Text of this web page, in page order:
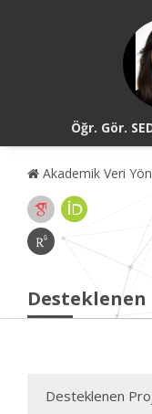
Öğr. Gör.
Akademik Veri
Desteklenen